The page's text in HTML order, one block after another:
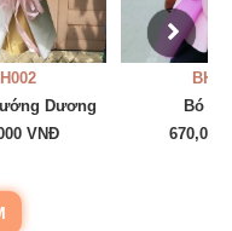
Dương
VNĐ
Bó
670,000